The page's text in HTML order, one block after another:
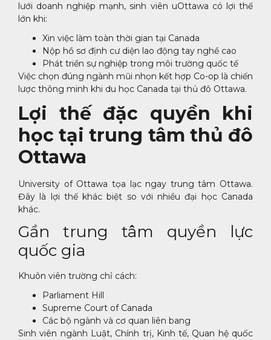
lưới doanh nghiệp mạnh, sinh viên uOttawa có lợi thế
lớn khi:
Xin việc làm toàn thời gian tại Canada
Nộp hồ sơ định cư diện lao động tay nghề cao
Phát triển sự nghiệp trong môi trường quốc tế
Việc chọn đúng ngành mũi nhọn kết hợp Co-op là chiến
lược thông minh khi du học Canada tại thủ đô Ottawa.
Lợi thế đặc quyền khi
học tại trung tâm thủ đô
Ottawa
University of Ottawa tọa lạc ngay trung tâm Ottawa.
Đây là lợi thế khác biệt so với nhiều đại học Canada
khác.
Gần trung tâm quyền lực
quốc gia
Khuôn viên trường chỉ cách:
Parliament Hill
Supreme Court of Canada
Các bộ ngành và cơ quan liên bang
Sinh viên ngành Luật, Chính trị, Kinh tế, Quan hệ quốc